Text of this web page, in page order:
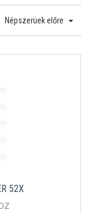
Népszerüek előre
52X